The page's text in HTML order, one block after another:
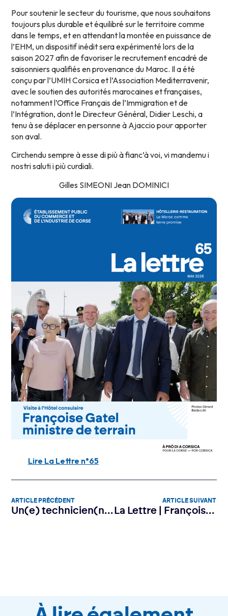
Pour soutenir le secteur du tourisme, que nous souhaitons
toujours plus durable et équilibré sur le territoire comme
dans le temps, et en attendant la montée en puissance de
l’EHM, un dispositif inédit sera expérimenté lors de la
saison 2027 afin de favoriser le recrutement encadré de
saisonniers qualifiés en provenance du Maroc. Il a été
conçu par l’UMIH Corsica et l’Association Mediterravenir,
avec le soutien des autorités marocaines et françaises,
notamment l’Office Français de l’Immigration et de
l’Intégration, dont le Directeur Général, Didier Leschi, a
tenu à se déplacer en personne à Ajaccio pour apporter
son aval.
Circhendu sempre à esse di più à fianc’à voi, vi mandemu i
nostri saluti i più curdiali.
Gilles SIMEONI Jean DOMINICI
Lire La Lettre n°65
ARTICLE PRÉCÉDENT
Un(e) technicien(ne) spécialisé(e) en maintenance des systèmes électriques et électroniques aéroportuaires (H/F)
ARTICLE SUIVANT
La Lettre | Françoise Gatel entend les alarmes